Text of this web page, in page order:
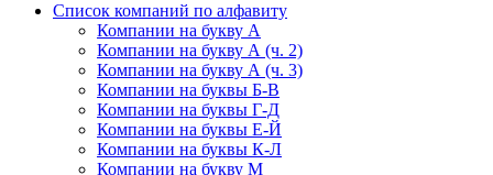
Список компаний по алфавиту
Компании на букву А
Компании на букву А (ч. 2)
Компании на букву А (ч. 3)
Компании на буквы Б-В
Компании на буквы Г-Д
Компании на буквы Е-Й
Компании на буквы К-Л
Компании на букву М